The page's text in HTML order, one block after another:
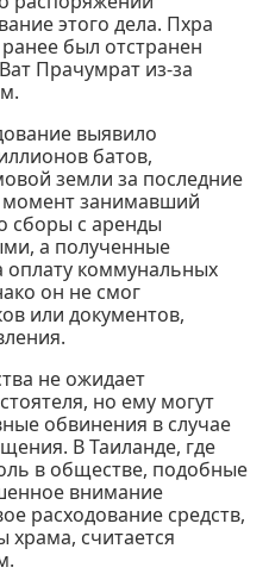
этого дела. Пхра
был отстранен
Прачумрат из-за
выявило
батов,
земли за последние
момент занимавший
сборы с аренды
а полученные
оплату коммунальных
он не смог
или документов,
не ожидает
но ему могут
обвинения в случае
В Таиланде, где
в обществе, подобные
внимание
расходование средств,
считается